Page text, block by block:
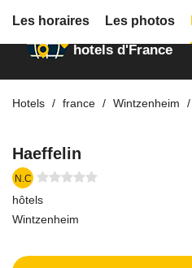
Annuaire des
hotels d'France
Hotels france Wintzenheim
Haeffelin
N.C
hôtels
Wintzenheim
Les horaires Les photos